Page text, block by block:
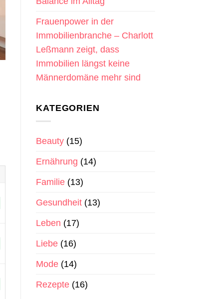
Frauenpower in der
Immobilienbranche – Charlott
Leßmann zeigt, dass
Immobilien längst keine
Männerdomäne mehr sind
KATEGORIEN
Beauty (15)
Ernährung (14)
Familie (13)
Gesundheit (13)
Leben (17)
Liebe (16)
Mode (14)
Rezepte (16)